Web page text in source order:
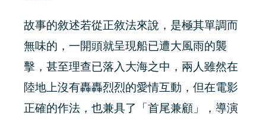
故事的敘述若從正敘法來說，是極其單調而
無味的，一開頭就呈現船已遭大風雨的襲
擊，甚至理查已落入大海之中，兩人雖然在
陸地上沒有轟轟烈烈的愛情互動，但在電影
正確的作法，也兼具了「首尾兼顧」，導演